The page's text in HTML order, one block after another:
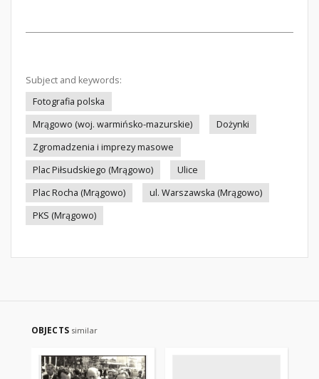
Subject and keywords:
Fotografia polska
Mrągowo (woj. warmińsko-mazurskie)
Dożynki
Zgromadzenia i imprezy masowe
Plac Piłsudskiego (Mrągowo)
Ulice
Plac Rocha (Mrągowo)
ul. Warszawska (Mrągowo)
PKS (Mrągowo)
OBJECTS similar